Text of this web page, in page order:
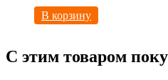
В корзину
С этим товаром